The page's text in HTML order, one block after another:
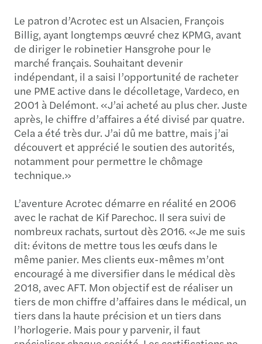
Le patron d’Acrotec est un Alsacien, François
Billig, ayant longtemps œuvré chez KPMG, avant
de diriger le robinetier Hansgrohe pour le
marché français. Souhaitant devenir
indépendant, il a saisi l’opportunité de racheter
une PME active dans le décolletage, Vardeco, en
2001 à Delémont. «J’ai acheté au plus cher. Juste
après, le chiffre d’affaires a été divisé par quatre.
Cela a été très dur. J’ai dû me battre, mais j’ai
découvert et apprécié le soutien des autorités,
notamment pour permettre le chômage
technique.»
L’aventure Acrotec démarre en réalité en 2006
avec le rachat de Kif Parechoc. Il sera suivi de
nombreux rachats, surtout dès 2016. «Je me suis
dit: évitons de mettre tous les œufs dans le
même panier. Mes clients eux-mêmes m’ont
encouragé à me diversifier dans le médical dès
2018, avec AFT. Mon objectif est de réaliser un
tiers de mon chiffre d’affaires dans le médical, un
tiers dans la haute précision et un tiers dans
l’horlogerie. Mais pour y parvenir, il faut